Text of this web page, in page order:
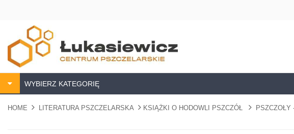
WYBIERZ KATEGORIĘ
HOME LITERATURA PSZCZELARSKA KSIĄŻKI O HODOWLI PSZCZÓŁ PSZCZOŁY